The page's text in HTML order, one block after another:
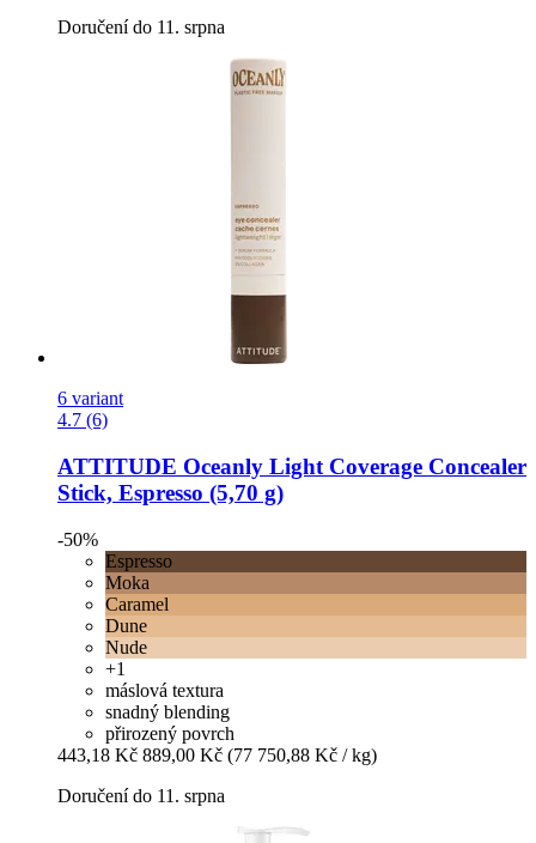
Doručení do 11. srpna
6 variant
4.7 (6)
ATTITUDE Oceanly Light Coverage Concealer
Stick, Espresso (5,70 g)
-50%
Espresso
Moka
Caramel
Dune
Nude
+1
máslová textura
snadný blending
přirozený povrch
443,18 Kč 889,00 Kč (77 750,88 Kč / kg)
Doručení do 11. srpna